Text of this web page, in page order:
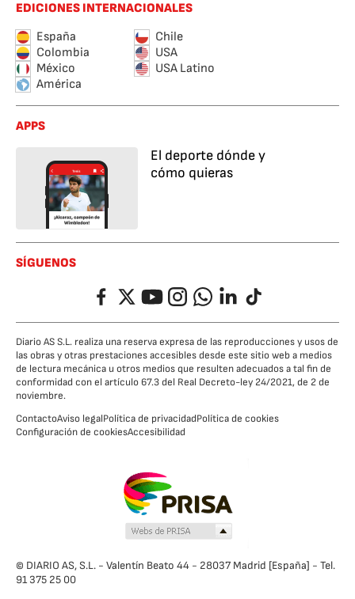
EDICIONES INTERNACIONALES
España
Chile
Colombia
USA
México
USA Latino
América
APPS
El deporte dónde y
cómo quieras
SÍGUENOS
FacebookTwitterYouTubeInstagramWhatsappLinkedIn
TikTok
Diario AS S.L. realiza una reserva expresa de las reproducciones y usos de
las obras y otras prestaciones accesibles desde este sitio web a medios
de lectura mecánica u otros medios que resulten adecuados a tal fin de
conformidad con el artículo 67.3 del Real Decreto-ley 24/2021, de 2 de
noviembre.
ContactoAviso legalPolítica de privacidadPolítica de cookies
Configuración de cookiesAccesibilidad
© DIARIO AS, S.L. - Valentín Beato 44 - 28037 Madrid [España] - Tel.
91 375 25 00